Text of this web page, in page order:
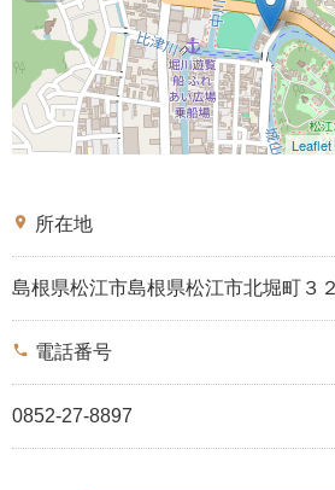
Leaflet
place 所在地
島根県松江市島根県松江市北堀町３
phone 電話番号
0852-27-8897